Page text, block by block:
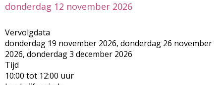
donderdag 12 november 2026
Vervolgdata
donderdag 19 november 2026, donderdag 26 november
2026, donderdag 3 december 2026
Tijd
10:00 tot 12:00 uur